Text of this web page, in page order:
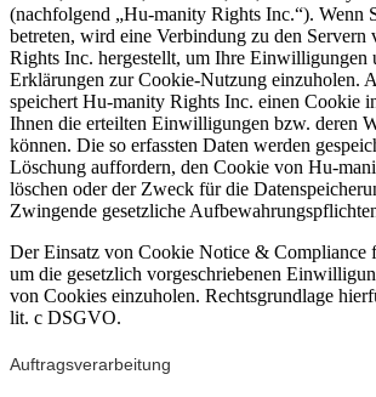
(nachfolgend „Hu-manity Rights Inc.“). Wenn
betreten, wird eine Verbindung zu den
Rights Inc. hergestellt, um Ihre Einwilligungen
Erklärungen zur Cookie-Nutzung einzuholen.
speichert Hu-manity Rights Inc. einen Cookie
Ihnen die erteilten Einwilligungen bzw. deren
können. Die so erfassten Daten werden
Löschung auffordern, den Cookie von Hu-
löschen oder der Zweck für die
Zwingende gesetzliche
Der Einsatz von Cookie Notice & Compliance
um die gesetzlich vorgeschriebenen
von Cookies einzuholen. Rechtsgrundlage
lit. c DSGVO.
Auftragsverarbeitung